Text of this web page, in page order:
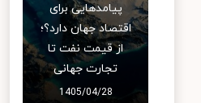
پیامدهایی برای
اقتصاد جهان دارد؟؛
از قیمت نفت تا
تجارت جهانی
1405/04/28